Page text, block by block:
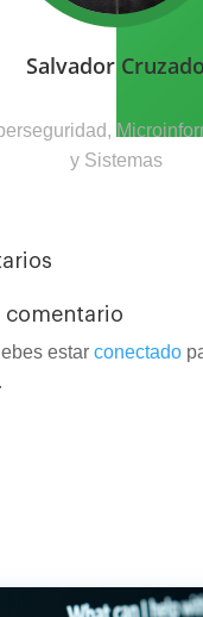
Salvador Cruzado
y Sistemas
comentario
estar conectado